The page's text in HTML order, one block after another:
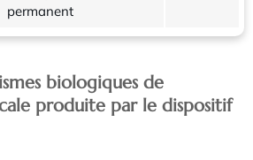
permanent
biologiques de
produite par le dispositif